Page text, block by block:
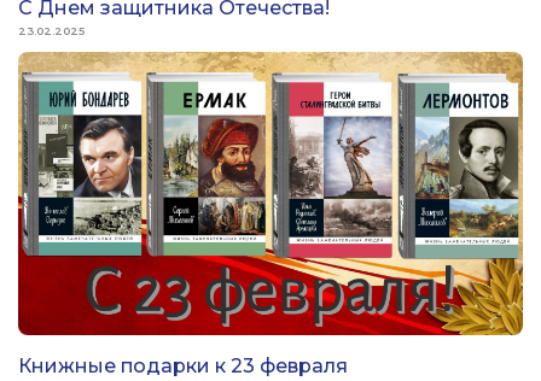
С Днем защитника Отечества!
23.02.2025
Книжные подарки к 23 февраля